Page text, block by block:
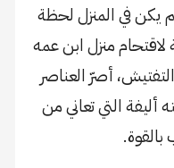
يكن في المنزل لحظة
لاقتحام منزل ابن عمه
أصرّ العناصر
التي تعاني من